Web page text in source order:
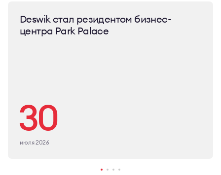
Deswik стал резидентом бизнес-
центра Park Palace
30
июля 2026